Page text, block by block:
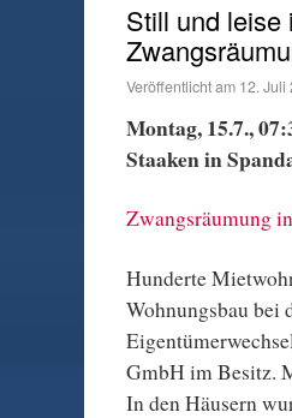
Still und leise
Veröffentlicht am 12. Juli
Montag, 15.7.,
Staaken in
Zwangsräumung
Hunderte
Wohnungsbau bei
GmbH im Besitz.
In den Häusern